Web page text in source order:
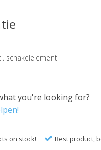
schakelelement
you're looking for?
on stock! Best product,